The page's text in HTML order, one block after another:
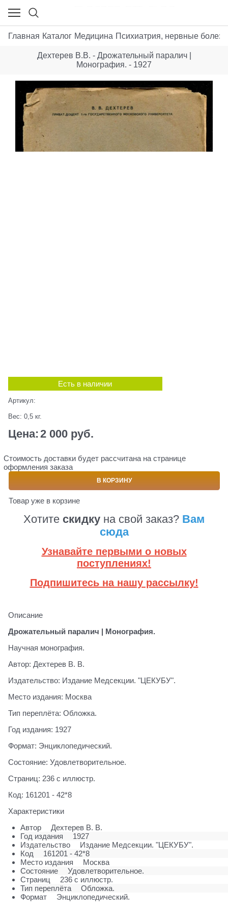
Главная Каталог Медицина Психиатрия, нервные
Дехтерев В.В. - Дрожательный паралич |
Монография. - 1927
Есть в наличии
Артикул:
Вес: 0,5 кг.
Цена:2 000 руб.
Стоимость доставки будет рассчитана на странице
оформления заказа
В КОРЗИНУ
Товар уже в корзине
Хотите скидку на свой заказ? Вам
сюда
Узнавайте первыми о новых
поступлениях!
Подпишитесь на нашу рассылку!
Описание
Дрожательный паралич | Монография.
Научная монография.
Автор: Дехтерев В. В.
Издательство: Издание Медсекции. "ЦЕКУБУ".
Место издания: Москва
Тип переплёта: Обложка.
Год издания: 1927
Формат: Энциклопедический.
Состояние: Удовлетворительное.
Страниц: 236 с иллюстр.
Код: 161201 - 42*8
Характеристики
Автор
Дехтерев В. В.
Год издания
1927
Издательство
Издание Медсекции. "ЦЕКУБУ".
Код
161201 - 42*8
Место издания
Москва
Состояние
Удовлетворительное.
Страниц
236 с иллюстр.
Тип переплёта
Обложка.
Формат
Энциклопедический.